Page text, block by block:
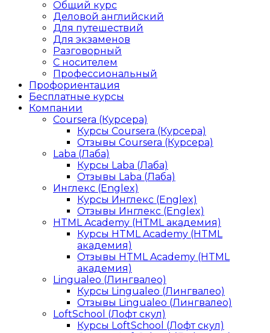
Общий курс
Деловой английский
Для путешествий
Для экзаменов
Разговорный
С носителем
Профессиональный
Профориентация
Бесплатные курсы
Компании
Coursera (Курсера)
Курсы Coursera (Курсера)
Отзывы Coursera (Курсера)
Laba (Лаба)
Курсы Laba (Лаба)
Отзывы Laba (Лаба)
Инглекс (Englex)
Курсы Инглекс (Englex)
Отзывы Инглекс (Englex)
HTML Academy (HTML академия)
Курсы HTML Academy (HTML
академия)
Отзывы HTML Academy (HTML
академия)
Lingualeo (Лингвалео)
Курсы Lingualeo (Лингвалео)
Отзывы Lingualeo (Лингвалео)
LoftSchool (Лофт скул)
Курсы LoftSchool (Лофт скул)